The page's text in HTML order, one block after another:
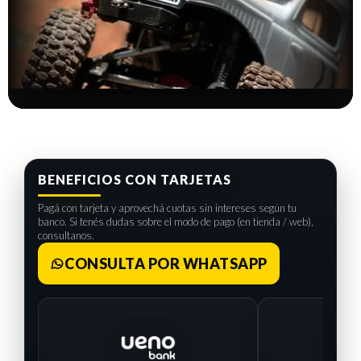
BENEFICIOS CON TARJETAS
Pagá con tarjeta y aprovechá cuotas sin intereses según tu
banco. Si tenés dudas sobre el modo de pago (en tienda / web),
consultanos.
CONSULTA POR WHATSAPP